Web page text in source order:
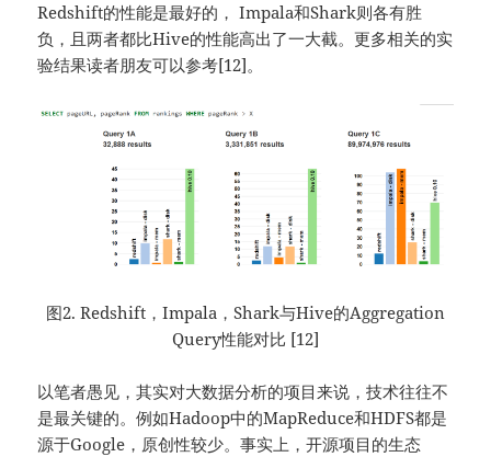
Redshift的性能是最好的， Impala和Shark则各有胜
负，且两者都比Hive的性能高出了一大截。更多相关的实
验结果读者朋友可以参考[12]。
图2. Redshift，Impala，Shark与Hive的Aggregation
Query性能对比 [12]
以笔者愚见，其实对大数据分析的项目来说，技术往往不
是最关键的。例如Hadoop中的MapReduce和HDFS都是
源于Google，原创性较少。事实上，开源项目的生态